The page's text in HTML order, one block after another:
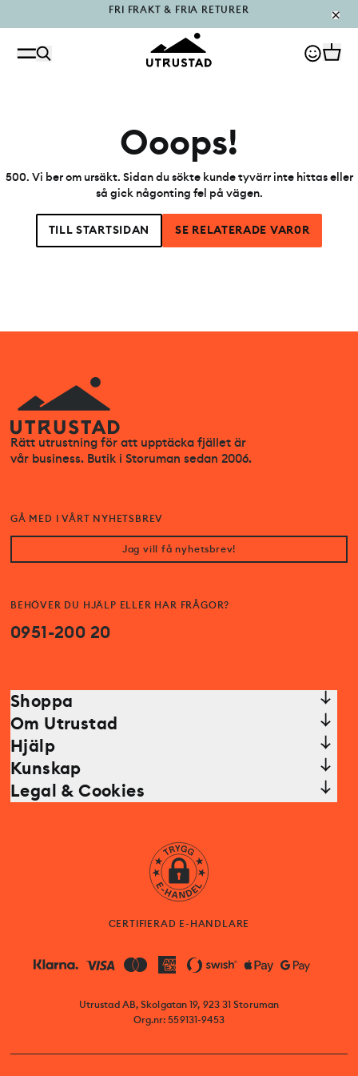
PÅFYLLT I OUTLET
Ooops!
500. Vi ber om ursäkt. Sidan du sökte kunde tyvärr inte hittas eller
så gick någonting fel på vägen.
TILL STARTSIDAN SE RELATERADE VAR0R
Rätt utrustning för att upptäcka fjället är
vår business. Butik i Storuman sedan 2006.
BEHÖVER DU HJÄLP ELLER HAR FRÅGOR?
0951-200 20
GÅ MED I VÅRT NYHETSBREV
Jag vill få nyhetsbrev!
Shoppa
Om Utrustad
Hjälp
Kunskap
Legal & Cookies
CERTIFIERAD E-HANDLARE
Utrustad AB, Skolgatan 19, 923 31 Storuman
Org.nr: 559131-9453